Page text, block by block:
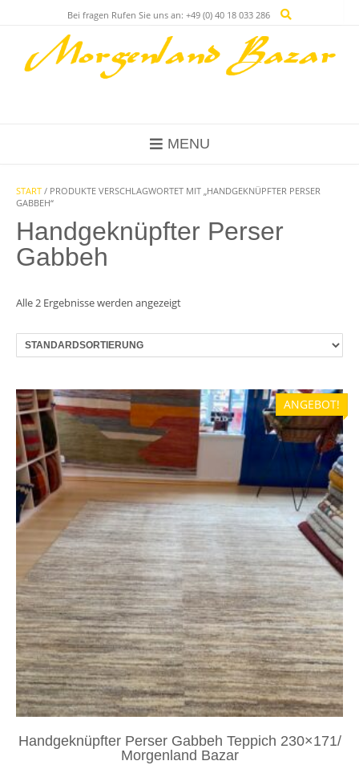
Bei fragen Rufen Sie uns an: +49 (0) 40 18 033 286
MENU
START / PRODUKTE VERSCHLAGWORTET MIT „HANDGEKNÜPFTER PERSER
GABBEH“
Handgeknüpfter Perser
Gabbeh
Alle 2 Ergebnisse werden angezeigt
ANGEBOT!
Handgeknüpfter Perser Gabbeh Teppich 230×171/
Morgenland Bazar